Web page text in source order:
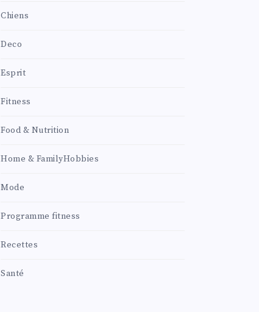
Chiens
Deco
Esprit
Fitness
Food & Nutrition
Home & FamilyHobbies
Mode
Programme fitness
Recettes
Santé